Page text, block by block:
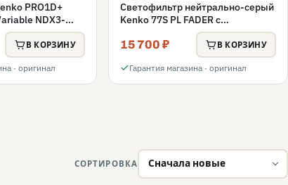
PRO1D+
NDX3-
плотности
В КОРЗИНУ
· оригинал
Светофильтр нейтрально-серый
Kenko 77S PL FADER с
переменной плотностью ND3-
ND400 77mm
15 700 ₽ В КОРЗИНУ
Гарантия магазина · оригинал
СОРТИРОВКА